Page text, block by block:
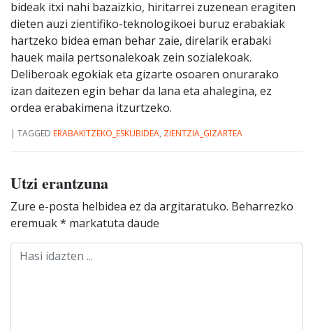
bideak itxi nahi bazaizkio, hiritarrei zuzenean eragiten
dieten auzi zientifiko-teknologikoei buruz erabakiak
hartzeko bidea eman behar zaie, direlarik erabaki
hauek maila pertsonalekoak zein sozialekoak.
Deliberoak egokiak eta gizarte osoaren onurarako
izan daitezen egin behar da lana eta ahalegina, ez
ordea erabakimena itzurtzeko.
| TAGGED ERABAKITZEKO_ESKUBIDEA, ZIENTZIA_GIZARTEA
Utzi erantzuna
Zure e-posta helbidea ez da argitaratuko. Beharrezko
eremuak* markatuta daude